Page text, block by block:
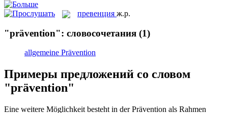
превенция ж.р.
"prävention": словосочетания (1)
allgemeine Prävention
Примеры предложений со словом
"prävention"
Eine weitere Möglichkeit besteht in derPrävention als Rahmen